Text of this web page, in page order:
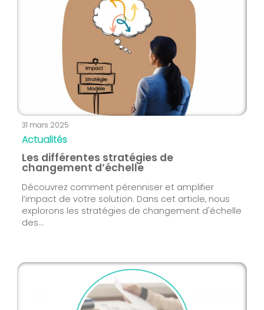
31 mars 2025
Actualités
Les différentes stratégies de
changement d’échelle
Découvrez comment pérenniser et amplifier
l’impact de votre solution. Dans cet article, nous
explorons les stratégies de changement d'échelle
des...